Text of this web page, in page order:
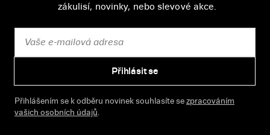
zákulisí, novinky, nebo slevové akce.
Přihlásit se
Přihlášením se k odběru novinek souhlasíte se zpracováním
vašich osobních údajů